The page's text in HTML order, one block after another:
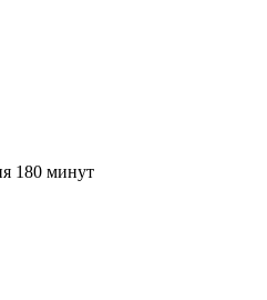
180 минут